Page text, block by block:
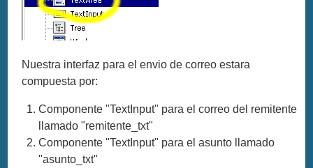
Nuestra interfaz para el envio de correo estara
compuesta por:
Componente "TextInput" para el correo del remitente
llamado "remitente_txt"
Componente "TextInput" para el asunto llamado
"asunto_txt"